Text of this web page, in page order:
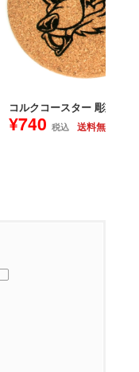
コルクコースター 彫刻
¥740 税込 送料無料